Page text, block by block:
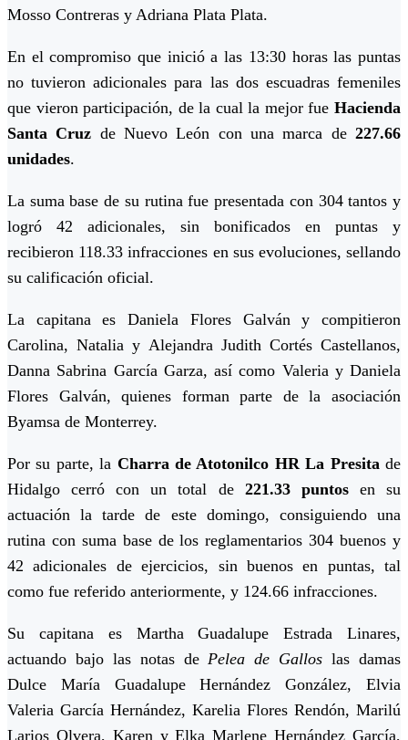
Mosso Contreras y Adriana Plata Plata.
En el compromiso que inició a las 13:30 horas las puntas
no tuvieron adicionales para las dos escuadras femeniles
que vieron participación, de la cual la mejor fue Hacienda
Santa Cruz de Nuevo León con una marca de227.66
unidades.
La suma base de su rutina fue presentada con 304 tantos y
logró 42 adicionales, sin bonificados en puntas y
recibieron 118.33 infracciones en sus evoluciones, sellando
su calificación oficial.
La capitana es Daniela Flores Galván y compitieron
Carolina, Natalia y Alejandra Judith Cortés Castellanos,
Danna Sabrina García Garza, así como Valeria y Daniela
Flores Galván, quienes forman parte de la asociación
Byamsa de Monterrey.
Por su parte, la Charra de Atotonilco HR La Presitade
Hidalgo cerró con un total de 221.33 puntosen su
actuación la tarde de este domingo, consiguiendo una
rutina con suma base de los reglamentarios 304 buenos y
42 adicionales de ejercicios, sin buenos en puntas, tal
como fue referido anteriormente, y 124.66 infracciones.
Su capitana es Martha Guadalupe Estrada Linares,
actuando bajo las notas dePelea de Galloslas damas
Dulce María Guadalupe Hernández González, Elvia
Valeria García Hernández, Karelia Flores Rendón, Marilú
Larios Olvera, Karen y Elka Marlene Hernández García,